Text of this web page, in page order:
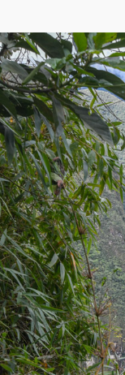
на картахGoogle,
комплекса,
км от одноименного
климатом. Скалы
между вершинами гор
и
172 строения,
историческим
и лишайников(251)